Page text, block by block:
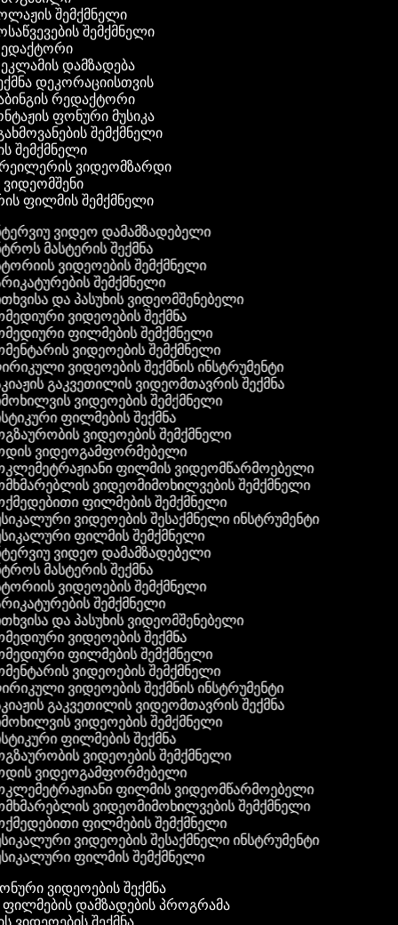
შემქმნელი
შემქმნელი
დამზადება
დეკორაციისთვის
რედაქტორი
ფონური მუსიკა
შემქმნელი
შემქმნელი
ვიდეომზარდი
ვიდეომშენი
ფილმის შემქმნელი
ვიდეო დამამზადებელი
მასტერის შექმნა
ვიდეოების შემქმნელი
შემქმნელი
და პასუხის ვიდეომშენებელი
ვიდეოების შექმნა
ფილმების შემქმნელი
ვიდეოების შემქმნელი
ვიდეოების შექმნის ინსტრუმენტი
გაკვეთილის ვიდეომთავრის შექმნა
ვიდეოების შემქმნელი
ფილმების შექმნა
ვიდეოების შემქმნელი
ვიდეოგამფორმებელი
ფილმის ვიდეომწარმოებელი
ვიდეომიმოხილვების შემქმნელი
ფილმების შემქმნელი
ვიდეოების შესაქმნელი ინსტრუმენტი
ფილმის შემქმნელი
ვიდეო დამამზადებელი
მასტერის შექმნა
ვიდეოების შემქმნელი
შემქმნელი
და პასუხის ვიდეომშენებელი
ვიდეოების შექმნა
ფილმების შემქმნელი
ვიდეოების შემქმნელი
ვიდეოების შექმნის ინსტრუმენტი
გაკვეთილის ვიდეომთავრის შექმნა
ვიდეოების შემქმნელი
ფილმების შექმნა
ვიდეოების შემქმნელი
ვიდეოგამფორმებელი
ფილმის ვიდეომწარმოებელი
ვიდეომიმოხილვების შემქმნელი
ფილმების შემქმნელი
ვიდეოების შესაქმნელი ინსტრუმენტი
ფილმის შემქმნელი
ვიდეოების შექმნა
ფილმების დამზადების პროგრამა